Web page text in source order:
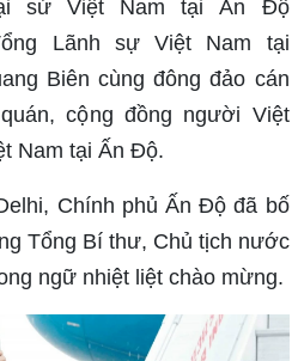
sứ Việt Nam tại Ấn Độ
Lãnh sự Việt Nam tại
Biên cùng đông đảo cán
cộng đồng người Việt
Nam tại Ấn Độ.
Chính phủ Ấn Độ đã bố
Tổng Bí thư, Chủ tịch nước
ngữ nhiệt liệt chào mừng.